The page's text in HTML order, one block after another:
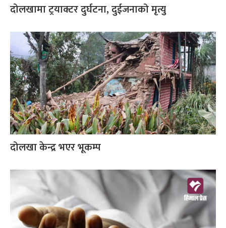
दोलखामा ट्रयाक्टर दुर्घटना, दुईजनाको मृत्यु
दोलखा केन्द्र भएर भूकम्प